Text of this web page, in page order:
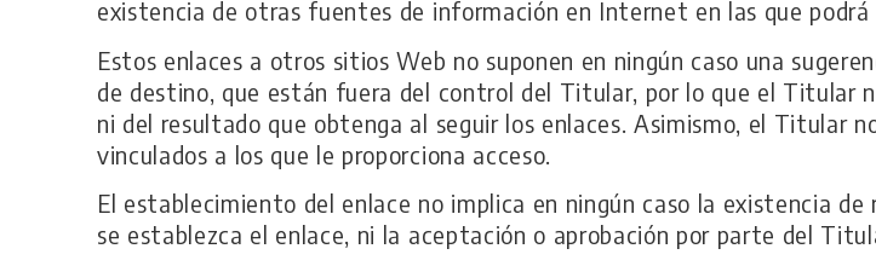
existencia de otras fuentes de información en Internet en las que
Estos enlaces a otros sitios Web no suponen en ningún caso una
de destino, que están fuera del control del Titular, por lo que el Titular
ni del resultado que obtenga al seguir los enlaces. Asimismo, el Titular
vinculados a los que le proporciona acceso.
El establecimiento del enlace no implica en ningún caso la existencia
se establezca el enlace, ni la aceptación o aprobación por parte del